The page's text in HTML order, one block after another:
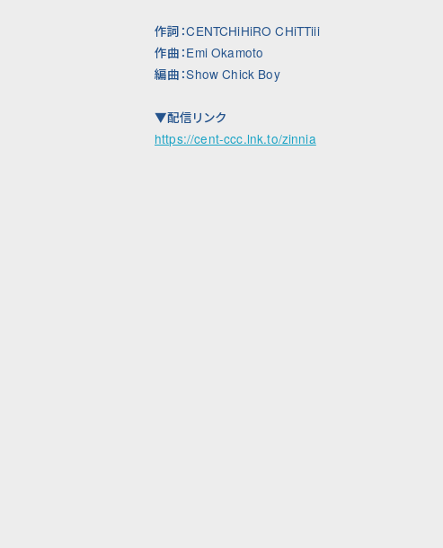
作詞：CENTCHiHiRO CHiTTiii
作曲：Emi Okamoto
編曲：Show Chick Boy
▼配信リンク
https://cent-ccc.lnk.to/zinnia